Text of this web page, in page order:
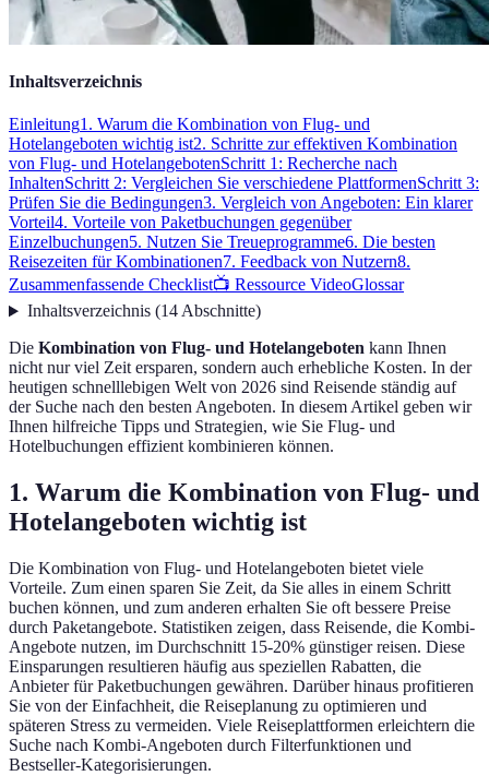
Inhaltsverzeichnis
Einleitung1. Warum die Kombination von Flug- und
Hotelangeboten wichtig ist2. Schritte zur effektiven Kombination
von Flug- und HotelangebotenSchritt 1: Recherche nach
InhaltenSchritt 2: Vergleichen Sie verschiedene PlattformenSchritt 3:
Prüfen Sie die Bedingungen3. Vergleich von Angeboten: Ein klarer
Vorteil4. Vorteile von Paketbuchungen gegenüber
Einzelbuchungen5. Nutzen Sie Treueprogramme6. Die besten
Reisezeiten für Kombinationen7. Feedback von Nutzern8.
Zusammenfassende Checklist📺 Ressource VideoGlossar
Inhaltsverzeichnis(14Abschnitte)
Die Kombination von Flug- und Hotelangeboten kann Ihnen
nicht nur viel Zeit ersparen, sondern auch erhebliche Kosten. In der
heutigen schnelllebigen Welt von 2026 sind Reisende ständig auf
der Suche nach den besten Angeboten. In diesem Artikel geben wir
Ihnen hilfreiche Tipps und Strategien, wie Sie Flug- und
Hotelbuchungen effizient kombinieren können.
1. Warum die Kombination von Flug- und
Hotelangeboten wichtig ist
Die Kombination von Flug- und Hotelangeboten bietet viele
Vorteile. Zum einen sparen Sie Zeit, da Sie alles in einem Schritt
buchen können, und zum anderen erhalten Sie oft bessere Preise
durch Paketangebote. Statistiken zeigen, dass Reisende, die Kombi-
Angebote nutzen, im Durchschnitt 15-20% günstiger reisen. Diese
Einsparungen resultieren häufig aus speziellen Rabatten, die
Anbieter für Paketbuchungen gewähren. Darüber hinaus profitieren
Sie von der Einfachheit, die Reiseplanung zu optimieren und
späteren Stress zu vermeiden. Viele Reiseplattformen erleichtern die
Suche nach Kombi-Angeboten durch Filterfunktionen und
Bestseller-Kategorisierungen.